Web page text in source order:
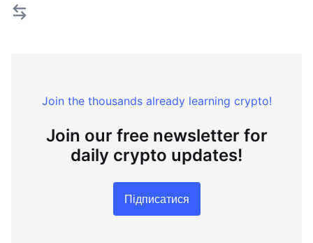
Join the thousands already learning crypto!
Join our free newsletter for
daily crypto updates!
Підписатися